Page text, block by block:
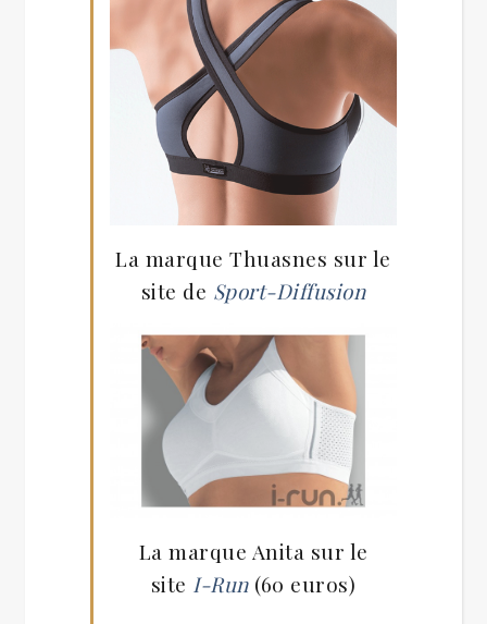
La marque Thuasnes sur le
site de Sport-Diffusion
La marque Anita sur le
site I-Run(60 euros)